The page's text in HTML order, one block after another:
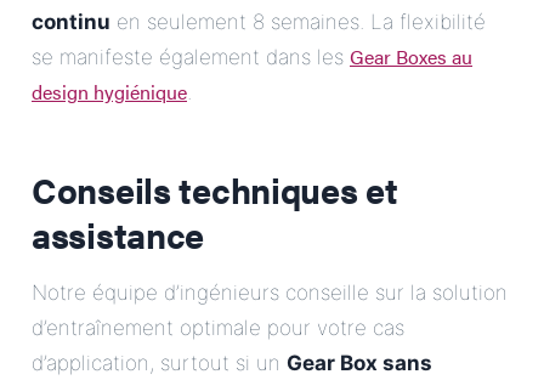
continu en seulement 8 semaines. La flexibilité
se manifeste également dans les Gear Boxes au
design hygiénique.
Conseils techniques et
assistance
Notre équipe d’ingénieurs conseille sur la solution
d’entraînement optimale pour votre cas
d’application, surtout si un Gear Box sans